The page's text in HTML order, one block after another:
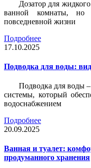
Дозатор для
ванной комнаты,
повседневной жизни
Подробнее
17.10.2025
Подводка для воды:
Подводка для воды
системы, который
водоснабжением
Подробнее
20.09.2025
Ванная и туалет:
продуманного хранения